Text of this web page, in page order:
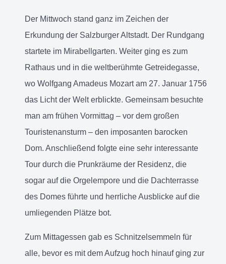
Der Mittwoch stand ganz im Zeichen der
Erkundung der Salzburger Altstadt. Der Rundgang
startete im Mirabellgarten. Weiter ging es zum
Rathaus und in die weltberühmte Getreidegasse,
wo Wolfgang Amadeus Mozart am 27. Januar 1756
das Licht der Welt erblickte. Gemeinsam besuchte
man am frühen Vormittag – vor dem großen
Touristenansturm – den imposanten barocken
Dom. Anschließend folgte eine sehr interessante
Tour durch die Prunkräume der Residenz, die
sogar auf die Orgelempore und die Dachterrasse
des Domes führte und herrliche Ausblicke auf die
umliegenden Plätze bot.
Zum Mittagessen gab es Schnitzelsemmeln für
alle, bevor es mit dem Aufzug hoch hinauf ging zur